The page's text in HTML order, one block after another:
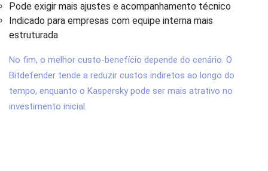
Pode exigir mais ajustes e acompanhamento técnico
Indicado para empresas com equipe interna mais
estruturada
No fim, o melhor custo-benefício depende do cenário. O
Bitdefender tende a reduzir custos indiretos ao longo do
tempo, enquanto o Kaspersky pode ser mais atrativo no
investimento inicial.